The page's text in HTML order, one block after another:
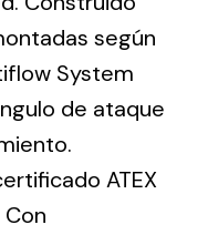
the group
products for
según
System
de ataque
ATEX
Con